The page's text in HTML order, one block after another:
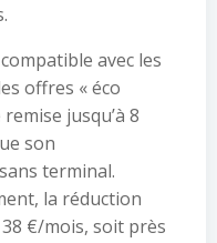
avec les
offres « éco
jusqu’à 8
son
terminal.
la réduction
€/mois, soit près